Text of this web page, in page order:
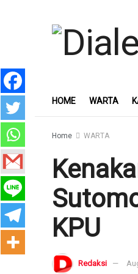
HOME WARTA
Home WARTA
KPU
Redaksi